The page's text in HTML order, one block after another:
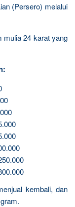
(Persero) melalui
mulia 24 karat yang
kembali, dan